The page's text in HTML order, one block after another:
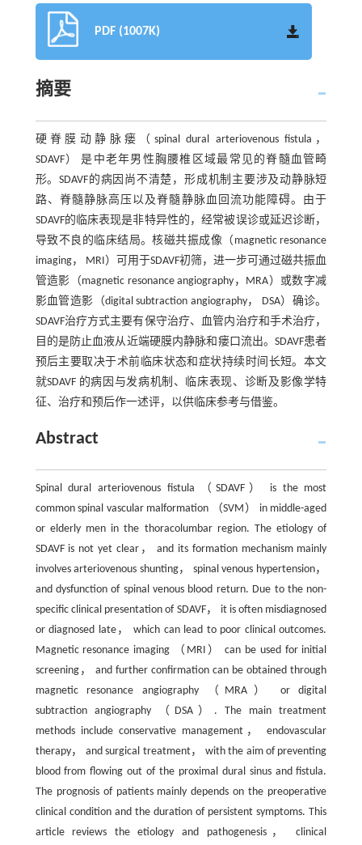
PDF (1007K)
摘要
硬脊膜动静脉瘘（spinal dural arteriovenous fistula，
SDAVF） 是中老年男性胸腰椎区域最常见的脊髓血管畸
形。SDAVF的病因尚不清楚，形成机制主要涉及动静脉短
路、脊髓静脉高压以及脊髓静脉血回流功能障碍。由于
SDAVF的临床表现是非特异性的，经常被误诊或延迟诊断，
导致不良的临床结局。核磁共振成像（magnetic resonance
imaging， MRI）可用于SDAVF初筛，进一步可通过磁共振血
管造影（magnetic resonance angiography，MRA）或数字减
影血管造影（digital subtraction angiography， DSA）确诊。
SDAVF治疗方式主要有保守治疗、血管内治疗和手术治疗，
目的是防止血液从近端硬膜内静脉和瘘口流出。SDAVF患者
预后主要取决于术前临床状态和症状持续时间长短。本文
就SDAVF 的病因与发病机制、临床表现、诊断及影像学特
征、治疗和预后作一述评，以供临床参考与借鉴。
Abstract
Spinal dural arteriovenous fistula （SDAVF） is the most
common spinal vascular malformation （SVM） in middle-aged
or elderly men in the thoracolumbar region. The etiology of
SDAVF is not yet clear， and its formation mechanism mainly
involves arteriovenous shunting， spinal venous hypertension，
and dysfunction of spinal venous blood return. Due to the non-
specific clinical presentation of SDAVF， it is often misdiagnosed
or diagnosed late， which can lead to poor clinical outcomes.
Magnetic resonance imaging （MRI） can be used for initial
screening， and further confirmation can be obtained through
magnetic resonance angiography （MRA） or digital
subtraction angiography （DSA）. The main treatment
methods include conservative management， endovascular
therapy， and surgical treatment， with the aim of preventing
blood from flowing out of the proximal dural sinus and fistula.
The prognosis of patients mainly depends on the preoperative
clinical condition and the duration of persistent symptoms. This
article reviews the etiology and pathogenesis， clinical